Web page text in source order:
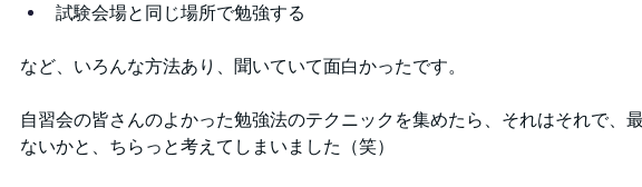
試験会場と同じ場所で勉強する
など、いろんな方法あり、聞いていて面白かったです。
自習会の皆さんのよかった勉強法のテクニックを集めたら、それはそれで、
ないかと、ちらっと考えてしまいました（笑）